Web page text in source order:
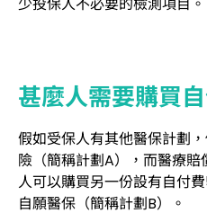
甚麼人需要購買
假如受保人有其他醫保計劃
險（簡稱計劃A），而醫療
人可以購買另一份設有自付
自願醫保（簡稱計劃B）。